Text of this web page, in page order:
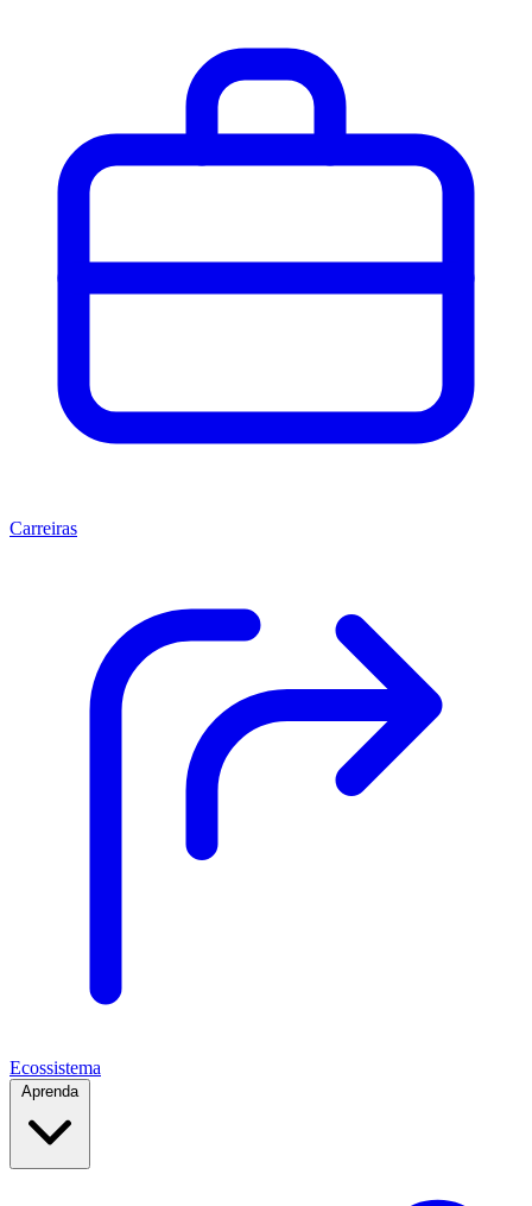
Carreiras
Ecossistema
Aprenda